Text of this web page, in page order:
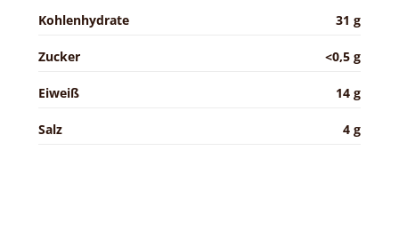
Kohlenhydrate 31 g
Zucker <0,5 g
Eiweiß 14 g
Salz 4 g